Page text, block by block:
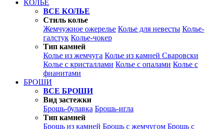
КОЛЬЕ
ВСЕ КОЛЬЕ
Стиль колье
Жемчужное ожерелье Колье для невесты Колье-
галстук Колье-чокер
Тип камней
Колье из жемчуга Колье из камней Сваровски
Колье с кристаллами Колье с опалами Колье с
фианитами
БРОШИ
ВСЕ БРОШИ
Вид застежки
Брошь-булавка Брошь-игла
Тип камней
Брошь из камней Брошь с жемчугом Брошь с